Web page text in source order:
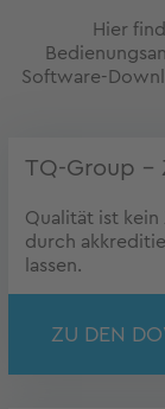
Hier
Software-
TQ-Group –
Qualität ist kein
durch
lassen.
ZU DEN